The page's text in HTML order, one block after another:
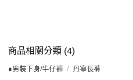
商品相關分類 (4)
∎男裝下身/牛仔褲 丹寧長褲